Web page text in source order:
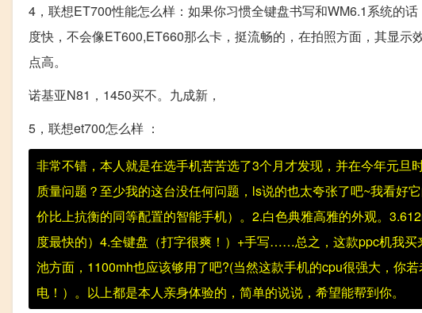
4，联想ET700性能怎么样：如果你习惯全键盘书写和WM6.1系统的
度快，不会像ET600,ET660那么卡，挺流畅的，在拍照方面，其显
点高。
诺基亚N81，1450买不。九成新，
5，联想et700怎么样 ：
非常不错，本人就是在选手机苦苦选了3个月才发现，并在今年元
质量问题？至少我的这台没任何问题，ls说的也太夸张了吧~我看好
价比上抗衡的同等配置的智能手机）。2.白色典雅高雅的外观。
度最快的）4.全键盘（打字很爽！）+手写……总之，这款ppc机我
池方面，1100mh也应该够用了吧?(当然这款手机的cpu很强大，你
电！）。以上都是本人亲身体验的，简单的说说，希望能帮到你。